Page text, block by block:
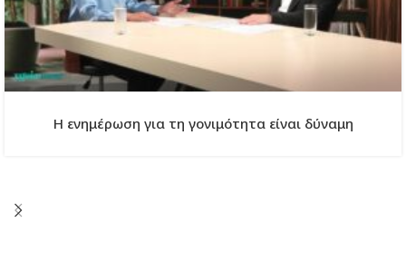
Η ενημέρωση για τη γονιμότητα είναι δύναμη